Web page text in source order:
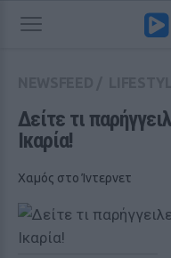
Δείτε τι
Ικαρία!
Χαμός στο Ίντερνετ